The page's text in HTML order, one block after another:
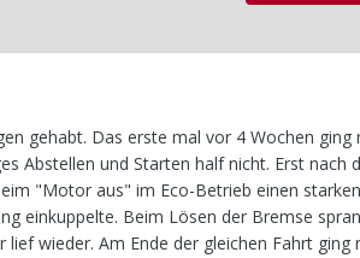
gehabt. Das erste mal vor 4 Wochen ging
Abstellen und Starten half nicht. Erst nach
"Motor aus" im Eco-Betrieb einen
einkuppelte. Beim Lösen der Bremse
wieder. Am Ende der gleichen Fahrt ging